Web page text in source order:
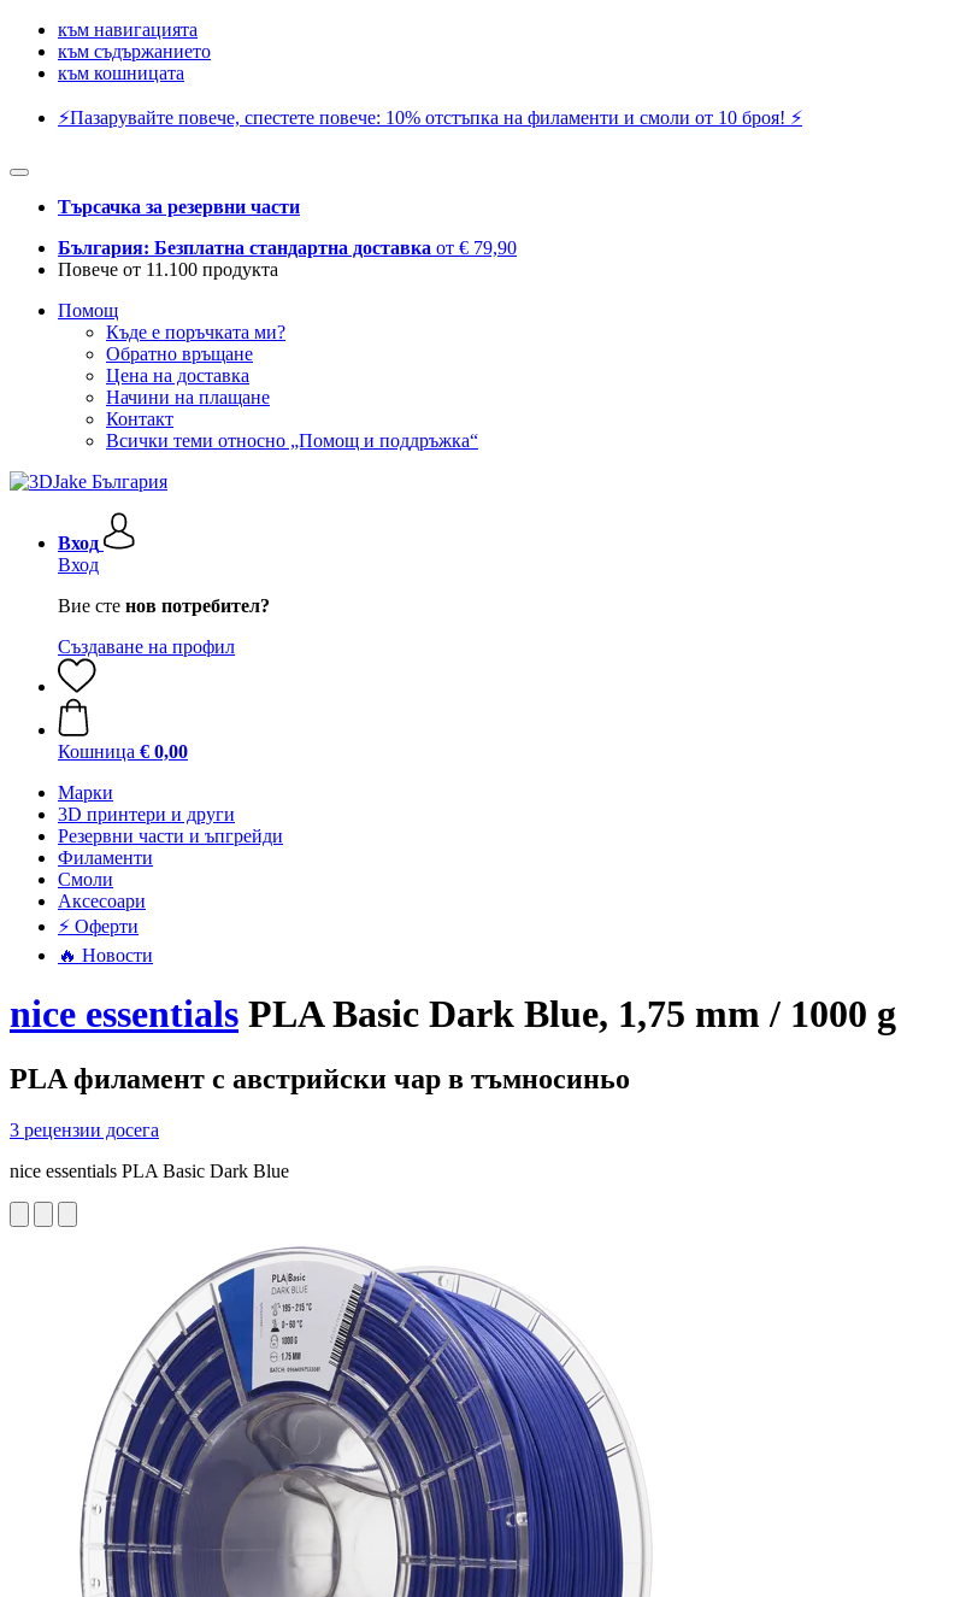
към навигацията
към съдържанието
към кошницата
⚡️Пазарувайте повече, спестете повече: 10% отстъпка на филаменти и смоли от 10 броя! ⚡️
Търсачка за резервни части
България: Безплатна стандартна доставка от € 79,90
Повече от 11.100 продукта
Помощ
Къде е поръчката ми?
Обратно връщане
Цена на доставка
Начини на плащане
Контакт
Всички теми относно „Помощ и поддръжка“
Вход
Вход
Вие сте нов потребител?
Създаване на профил
Кошница € 0,00
Mарки
3D принтери и други
Резервни части и ъпгрейди
Филаменти
Смоли
Аксесоари
⚡ Оферти
🔥 Новости
nice essentials PLA Basic Dark Blue, 1,75 mm / 1000 g
PLA филамент с австрийски чар в тъмносиньо
3 рецензии досега
nice essentials PLA Basic Dark Blue